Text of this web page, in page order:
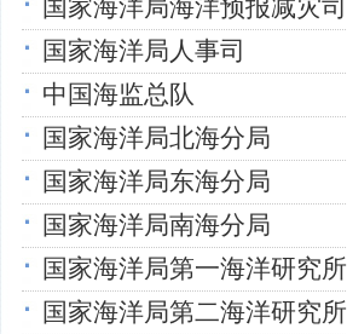
国家海洋局海洋预报减灾司
国家海洋局人事司
中国海监总队
国家海洋局北海分局
国家海洋局东海分局
国家海洋局南海分局
国家海洋局第一海洋研究所
国家海洋局第二海洋研究所